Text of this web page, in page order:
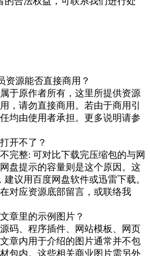
资源能否直接商用？
于原作者所有，这里所提供资源
，请勿直接商用。若由于商用引
均由使用者承担。更多说明请参
开不了？
完整: 可对比下载完压缩包的与网
盘提示的容量则是这个原因。这
建议用百度网盘软件或迅雷下载。
对应资源底部留言，或联络我
章里的示例图片？
码、程序插件、网站模板、网页
章内用于介绍的图片通常并不包
包内。这些相关商业图片需另外